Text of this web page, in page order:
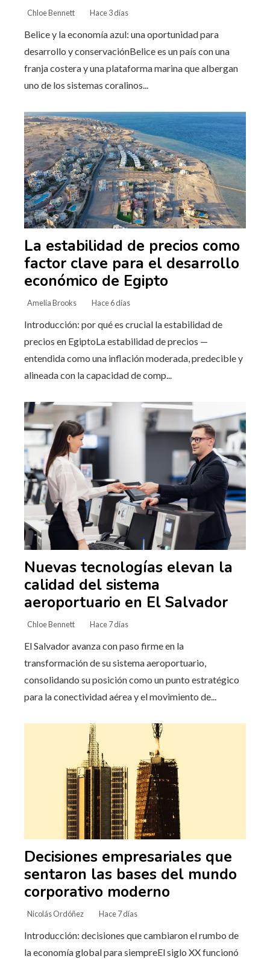
Chloe Bennett Hace 3 días
Belice y la economía azul: una oportunidad para
desarrollo y conservaciónBelice es un país con una
franja costera y una plataforma marina que albergan
uno de los sistemas coralinos...
La estabilidad de precios como
factor clave para el desarrollo
económico de Egipto
Amelia Brooks Hace 6 días
Introducción: por qué es crucial la estabilidad de
precios en EgiptoLa estabilidad de precios —
entendida como una inflación moderada, predecible y
alineada con la capacidad de comp...
Nuevas tecnologías elevan la
calidad del sistema
aeroportuario en El Salvador
Chloe Bennett Hace 7 días
El Salvador avanza con paso firme en la
transformación de su sistema aeroportuario,
consolidando su posición como un punto estratégico
para la conectividad aérea y el movimiento de...
Decisiones empresariales que
sentaron las bases del mundo
corporativo moderno
Nicolás Ordóñez Hace 7 días
Introducción: decisiones que cambiaron el rumbo de
la economía global para siempreEl siglo XX funcionó